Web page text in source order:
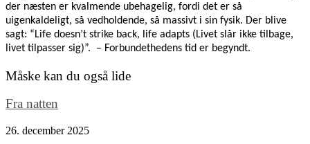
der næsten er kvalmende ubehagelig, fordi det er så
uigenkaldeligt, så vedholdende, så massivt i sin fysik. Der blive
sagt: “Life doesn’t strike back, life adapts (Livet slår ikke tilbage,
livet tilpasser sig)”. – Forbundethedens tid er begyndt.
Måske kan du også lide
Fra natten
26. december 2025